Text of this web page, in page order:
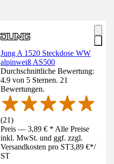
Jung A 1520 Steckdose WW
alpinweiß AS500
Durchschnittliche Bewertung:
4.9 von 5 Sternen. 21
Bewertungen.
(21)
Preis — 3,89 € * Alle Preise
inkl. MwSt. und ggf. zzgl.
Versandkosten pro ST3,89 €*/
ST